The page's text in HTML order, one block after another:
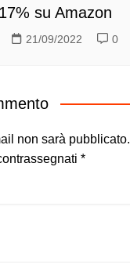
su Amazon
21/09/2022 0
non sarà pubblicato.
*